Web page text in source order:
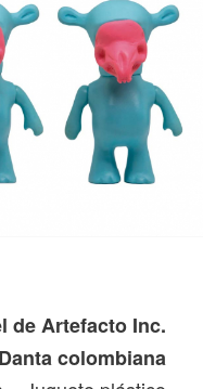
de Artefacto Inc.
Danta colombiana